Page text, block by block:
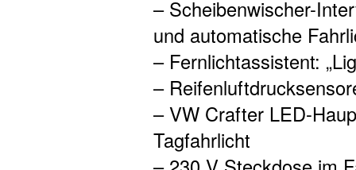
– Scheibenwischer-
und automatische
– Fernlichtassistent:
–
– VW Crafter LED-
Tagfahrlicht